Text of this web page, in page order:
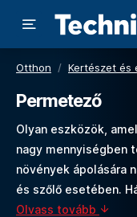
Otthon / Kertészet és
Permetező
Olyan eszközök,
nagy mennyiségben
növények ápolására
és szőlő esetében.
Olvass tovább